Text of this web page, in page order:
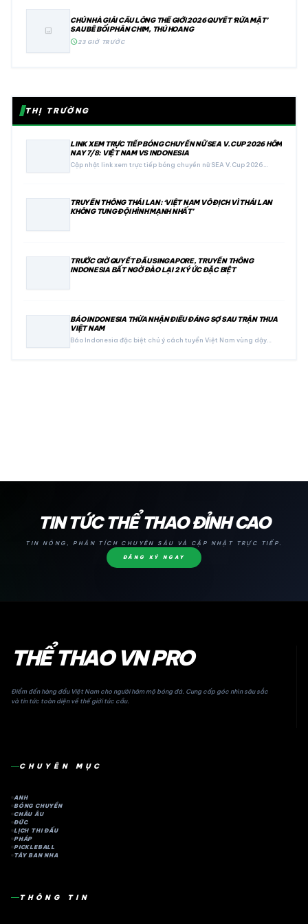
image
CHỦ NHÀ GIẢI CẦU LÔNG THẾ GIỚI 2026 QUYẾT ‘RỬA MẶT’
SAU BÊ BỐI PHÂN CHIM, THÚ HOANG
schedule23 GIỜ TRƯỚC
THỊ TRƯỜNG
LINK XEM TRỰC TIẾP BÓNG CHUYỀN NỮ SEA V.CUP 2026 HÔM
NAY 7/8: VIỆT NAM VS INDONESIA
Cập nhật link xem trực tiếp bóng chuyền nữ SEA V.Cup 2026…
TRUYỀN THÔNG THÁI LAN: ‘VIỆT NAM VÔ ĐỊCH VÌ THÁI LAN
KHÔNG TUNG ĐỘI HÌNH MẠNH NHẤT’
TRƯỚC GIỜ QUYẾT ĐẤU SINGAPORE, TRUYỀN THÔNG
INDONESIA BẤT NGỜ ĐÀO LẠI 2 KÝ ỨC ĐẶC BIỆT
BÁO INDONESIA THỪA NHẬN ĐIỀU ĐÁNG SỢ SAU TRẬN THUA
VIỆT NAM
Báo Indonesia đặc biệt chú ý cách tuyển Việt Nam vùng dậy…
TIN TỨC THỂ THAO ĐỈNH CAO
TIN NÓNG, PHÂN TÍCH CHUYÊN SÂU VÀ CẬP NHẬT TRỰC TIẾP.
ĐĂNG KÝ NGAY
THỂ THAO VN PRO
Điểm đến hàng đầu Việt Nam cho người hâm mộ bóng đá. Cung cấp góc nhìn sâu sắc
và tin tức toàn diện về thế giới túc cầu.
CHUYÊN MỤC
ANH
BÓNG CHUYỀN
CHÂU ÂU
ĐỨC
LỊCH THI ĐẤU
PHÁP
PICKLEBALL
TÂY BAN NHA
THÔNG TIN